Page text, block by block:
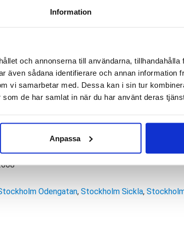
Information
och annonserna till användarna,
även sådana identifierare och annan information
vi samarbetar med. Dessa kan i sin tur
de har samlat in när du har använt deras
Anpassa
med en relativt bred botten som ger god
mängdträningssko för asfalt och andra plana
20 mm
Odengatan, Stockholm Sickla,